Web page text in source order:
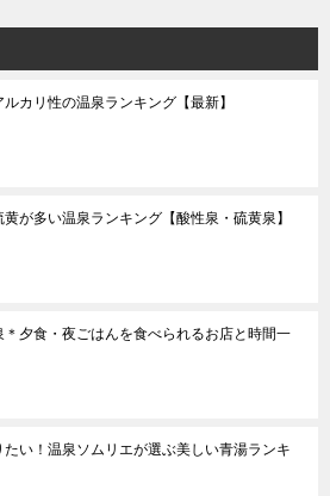
ルカリ性の温泉ランキング【最新】
黄が多い温泉ランキング【酸性泉・硫黄泉】
＊夕食・夜ごはんを食べられるお店と時間一
たい！温泉ソムリエが選ぶ美しい青湯ランキ